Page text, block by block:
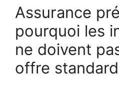
Assurance
pourquoi les
ne doivent
offre standard